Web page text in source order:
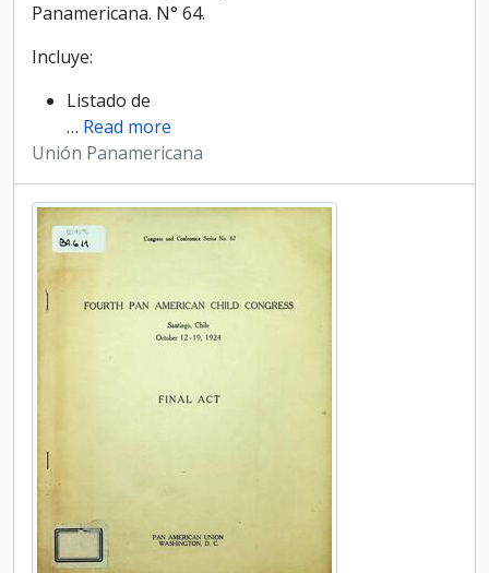
Panamericana. N° 64.
Incluye:
Listado de
… Read more
Unión Panamericana